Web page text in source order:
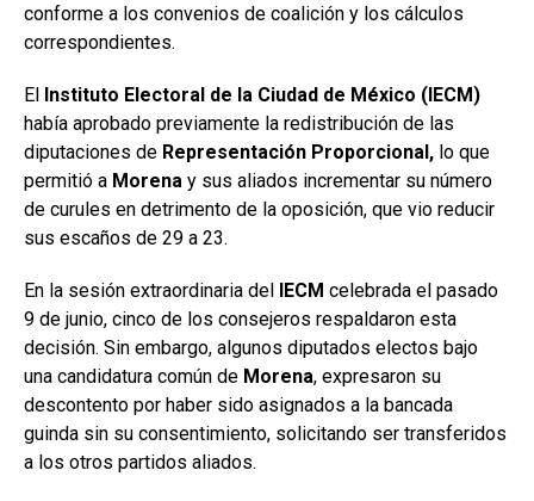
conforme a los convenios de coalición y los cálculos
correspondientes.
El Instituto Electoral de la Ciudad de México (IECM)
había aprobado previamente la redistribución de las
diputaciones de Representación Proporcional, lo que
permitió a Morena y sus aliados incrementar su número
de curules en detrimento de la oposición, que vio reducir
sus escaños de 29 a 23.
En la sesión extraordinaria del IECM celebrada el pasado
9 de junio, cinco de los consejeros respaldaron esta
decisión. Sin embargo, algunos diputados electos bajo
una candidatura común de Morena, expresaron su
descontento por haber sido asignados a la bancada
guinda sin su consentimiento, solicitando ser transferidos
a los otros partidos aliados.